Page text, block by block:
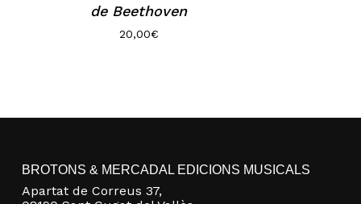
de Beethoven
20,00€
BROTONS & MERCADAL EDICIONS MUSICALS
Apartat de Correus 37,